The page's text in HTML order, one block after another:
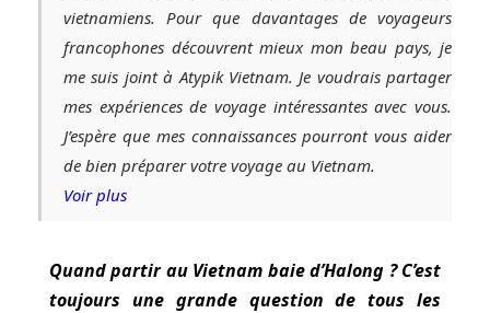
vietnamiens. Pour que davantages de voyageurs
francophones découvrent mieux mon beau pays, je
me suis joint à Atypik Vietnam. Je voudrais partager
mes expériences de voyage intéressantes avec vous.
J’espère que mes connaissances pourront vous aider
de bien préparer votre voyage au Vietnam.
Voir plus
Quand partir au Vietnam baie d’Halong ? C’est
toujours une grande question de tous les